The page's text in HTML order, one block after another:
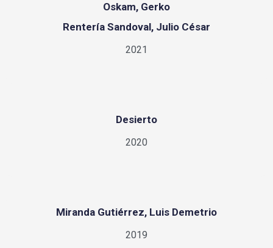
Oskam, Gerko
Rentería Sandoval, Julio César
2021
Desierto
2020
Miranda Gutiérrez, Luis Demetrio
2019